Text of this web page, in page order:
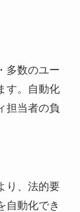
多数のユー
す。自動化
担当者の負
り、法的要
自動化でき